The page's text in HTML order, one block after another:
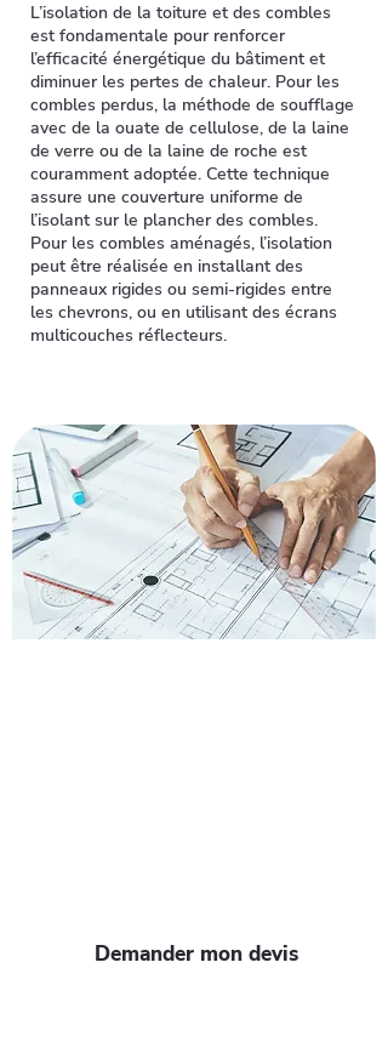
L’isolation de la toiture et des combles
est fondamentale pour renforcer
l’efficacité énergétique du bâtiment et
diminuer les pertes de chaleur. Pour les
combles perdus, la méthode de soufflage
avec de la ouate de cellulose, de la laine
de verre ou de la laine de roche est
couramment adoptée. Cette technique
assure une couverture uniforme de
l’isolant sur le plancher des combles.
Pour les combles aménagés, l’isolation
peut être réalisée en installant des
panneaux rigides ou semi-rigides entre
les chevrons, ou en utilisant des écrans
multicouches réflecteurs.
Demander mon devis